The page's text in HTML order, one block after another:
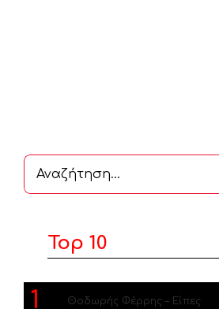
Αναζήτηση
...
Top 10
1 Θοδωρής Φέρρης – Είπες